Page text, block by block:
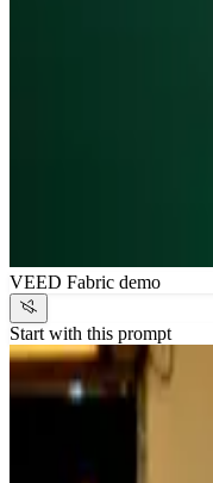
VEED Fabric demo
Start with this prompt